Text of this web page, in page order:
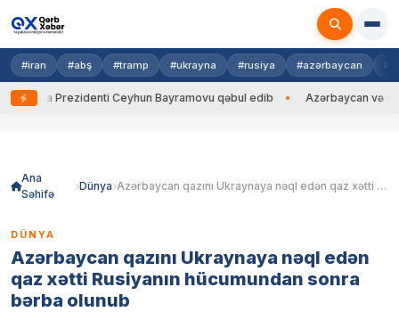
#iran #abş #tramp #ukrayna #rusiya #azərbaycan
Prezidenti Ceyhun Bayramovu qəbul edib Azərbaycan və
Ana
Səhifə
Dünya Azərbaycan qazını Ukraynaya nəql edən qaz xətti Rusiyanın hücumundan sonra bərba olunub
DÜNYA
Azərbaycan qazını Ukraynaya nəql edən
qaz xətti Rusiyanın hücumundan sonra
bərba olunub